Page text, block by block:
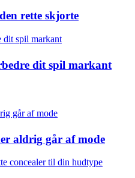
rette skjorte
dit spil markant
aldrig går af mode